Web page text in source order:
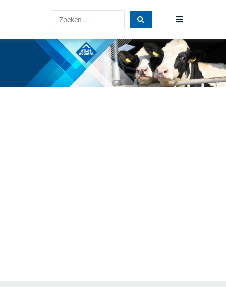
Home
Producten